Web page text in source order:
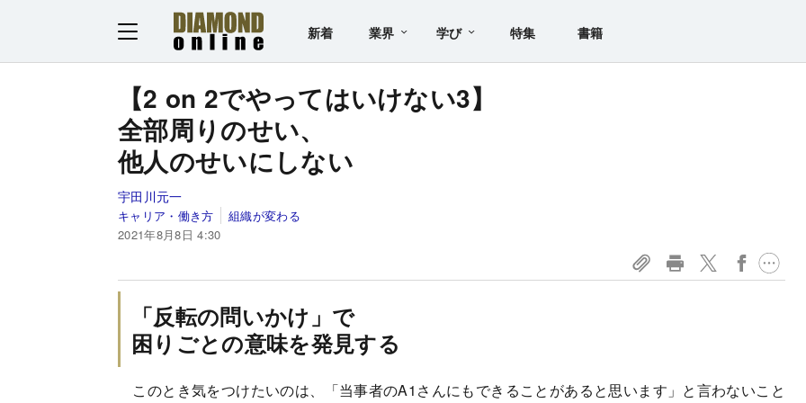
新着 業界 学び 特集 書籍
【2 on 2でやってはいけない3】
全部周りのせい、
他人のせいにしない
宇田川元一
キャリア・働き方
組織が変わる
2021年8月8日 4:30
「反転の問いかけ」で
困りごとの意味を発見する
このとき気をつけたいのは、「当事者のA1さんにもできることがあると思います」と言わないこと